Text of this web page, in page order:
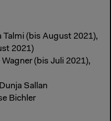
(bis August 2021),
2021)
(bis Juli 2021),
Sallan
Bichler